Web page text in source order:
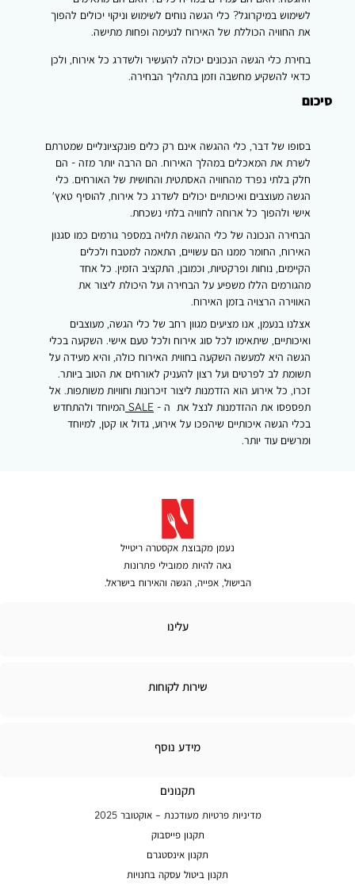
לשימוש במיקרוגל? כלי הגשה נוחים לשימוש וניקוי יכולים להפוך
את החוויה הכוללת של האירוח לנעימה ופחות מתישה.
בחירת כלי הגשה הנכונים יכולה להעשיר ולשדרג כל אירוח, ולכן
כדאי להשקיע מחשבה וזמן בתהליך הבחירה.
סיכום
בסופו של דבר, כלי ההגשה אינם רק כלים פונקציונליים שמטרתם
לשרת את המאכלים במהלך האירוח. הם הרבה יותר מזה - הם
חלק בלתי נפרד מהחוויה האסתטית והחושית של האורחים. כלי
הגשה מעוצבים ואיכותיים יכולים לשדרג כל אירוח, להוסיף טאץ'
אישי ולהפוך כל ארוחה לחוויה בלתי נשכחת.
הבחירה הנכונה של כלי ההגשה תלויה במספר גורמים כמו סגנון
האירוח, החומר ממנו הם עשויים, התאמה למטבח ולכלים
הקיימים, נוחות ופרקטיות, וכמובן, התקציב הזמין. כל אחד
מהגורמים הללו משפיע על הבחירה ועל היכולת ליצור את
האווירה הרצויה בזמן האירוח.
אצלנו בנעמן, אנו מציעים מגוון רחב של כלי הגשה, מעוצבים
ואיכותיים, שיתאימו לכל סוג אירוח ולכל טעם אישי. השקעה בכלי
הגשה היא למעשה השקעה בחווית האירוח כולה, והיא מעידה על
תשומת לב לפרטים ועל רצון להעניק לאורחים את הטוב ביותר.
זכרו, כל אירוע הוא הזדמנות ליצור זיכרונות וחוויות משותפות. אל
תפספסו את ההזדמנות לנצל את ה - SALE המיוחד ולהתחדש
בכלי הגשה איכותיים שיהפכו על אירוע, גדול או קטן, למיוחד
ומרשים עוד יותר.
נעמן מקבוצת אקסטרה ריטייל
גאה להיות ממובילי פתרונות
הבישול, אפייה, הגשה והאירוח בישראל.
עלינו
שירות לקוחות
מידע
מידע נוסף
תקנונים
מדיניות פרטיות מעודכנת – אוקטובר 2025
תקנון פייסבוק
תקנון אינסטגרם
תקנון ביטול עסקה בחנויות